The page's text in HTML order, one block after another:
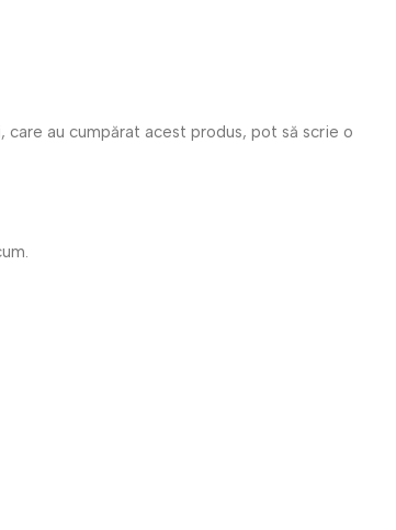
au cumpărat acest produs, pot să scrie o